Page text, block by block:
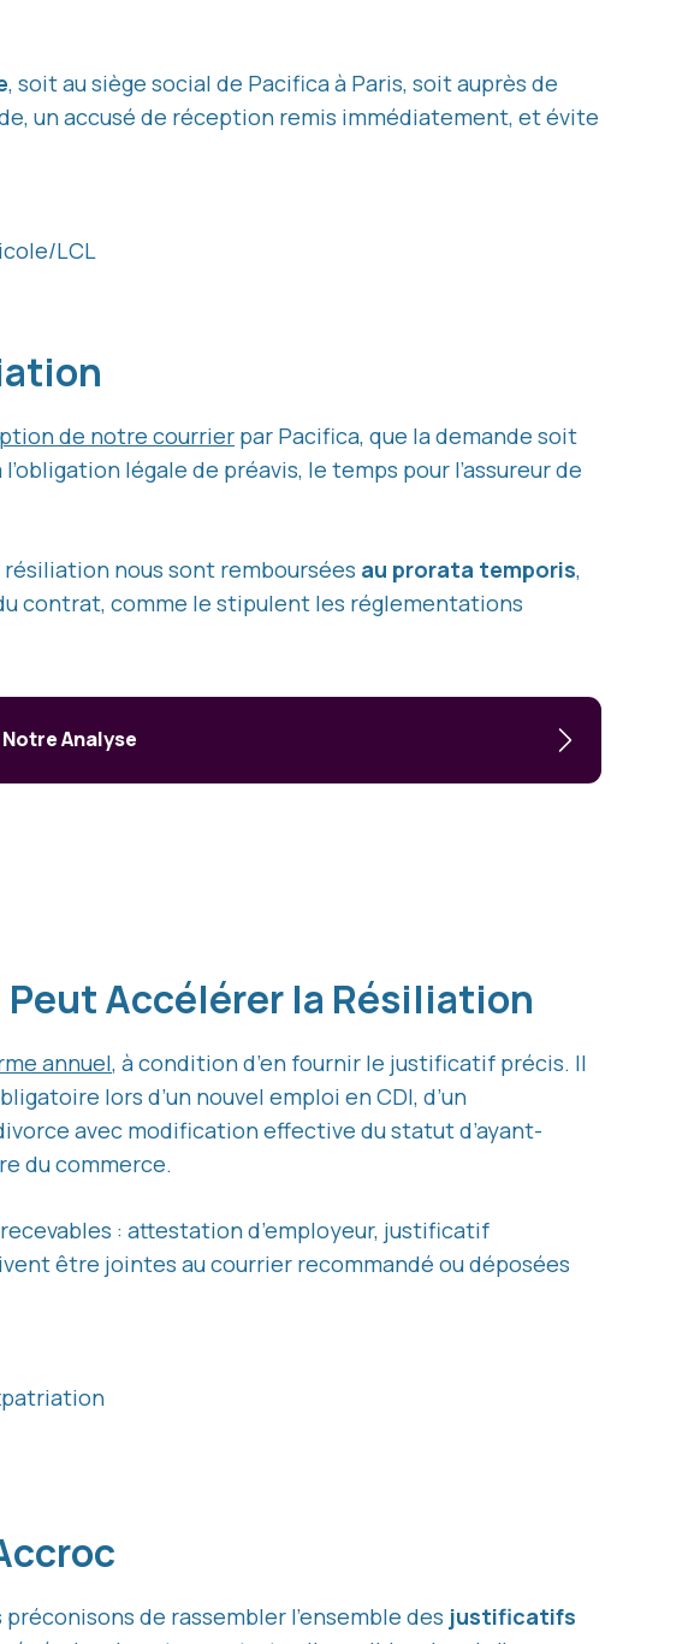
, soit au siège social de Pacifica à Paris, soit auprès de
un accusé de réception remis immédiatement, et évite
LCL
de notre courrier par Pacifica, que la demande soit
légale de préavis, le temps pour l’assureur de
nous sont remboursées au prorata temporis,
contrat, comme le stipulent les réglementations
Analyse
Accélérer la Résiliation
annuel, à condition d’en fournir le justificatif précis. Il
lors d’un nouvel emploi en CDI, d’un
avec modification effective du statut d’ayant-
du commerce.
: attestation d’employeur, justificatif
être jointes au courrier recommandé ou déposées
de rassembler l’ensemble des justificatifs